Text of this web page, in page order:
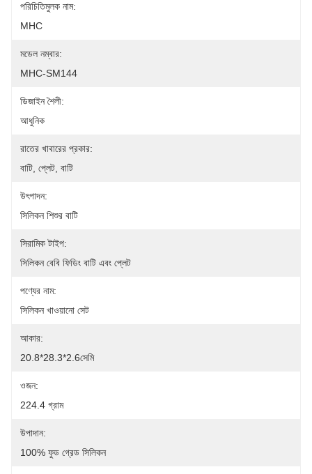
পরিচিতিমুলক নাম:
MHC
মডেল নম্বার:
MHC-SM144
ডিজাইন শৈলী:
আধুনিক
রাতের খাবারের প্রকার:
বাটি, প্লেট, বাটি
উৎপাদন:
সিলিকন শিশুর বাটি
সিরামিক টাইপ:
সিলিকন বেবি ফিডিং বাটি এবং প্লেট
পণ্যের নাম:
সিলিকন খাওয়ানো সেট
আকার:
20.8*28.3*2.6সেমি
ওজন:
224.4 গ্রাম
উপাদান:
100% ফুড গ্রেড সিলিকন